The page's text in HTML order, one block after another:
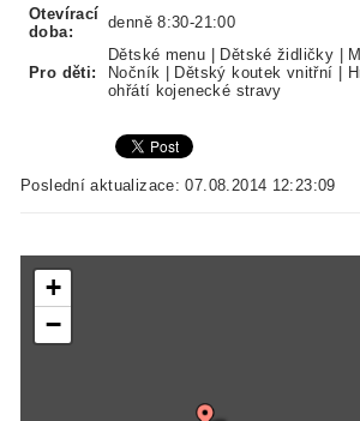
Otevírací
doba:
denně 8:30-21:00
Pro děti:
Dětské menu | Dětské židličky |
Nočník | Dětský koutek vnitřní |
ohřátí kojenecké stravy
Poslední aktualizace: 07.08.2014 12:23:09
+
−